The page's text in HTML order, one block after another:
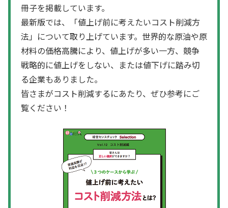
冊子を掲載しています。
最新版では、「値上げ前に考えたいコスト削減方
法」について取り上げています。世界的な原油や原
材料の価格高騰により、値上げが多い一方、競争
戦略的に値上げをしない、または値下げに踏み切
る企業もありました。
皆さまがコスト削減するにあたり、ぜひ参考にご
覧ください！